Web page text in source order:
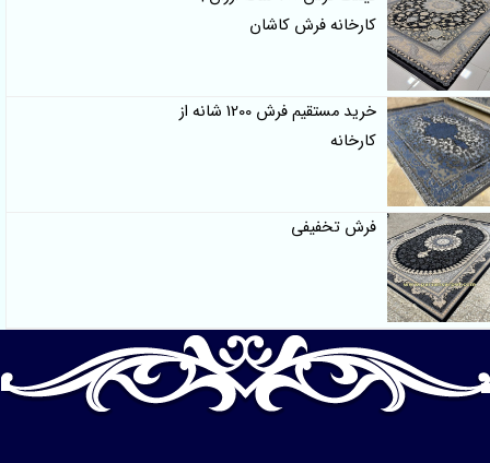
کارخانه فرش کاشان
خرید مستقیم فرش 1200 شانه از
کارخانه
فرش تخفیفی